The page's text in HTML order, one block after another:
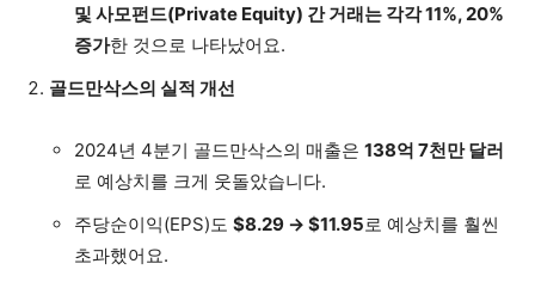
및 사모펀드(Private Equity) 간 거래는 각각 11%, 20%
증가한 것으로 나타났어요.
골드만삭스의 실적 개선
2024년 4분기 골드만삭스의 매출은 138억 7천만 달러
로 예상치를 크게 웃돌았습니다.
주당순이익(EPS)도 $8.29 → $11.95로 예상치를 훨씬
초과했어요.